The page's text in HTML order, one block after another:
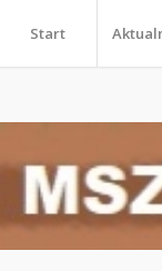
Start